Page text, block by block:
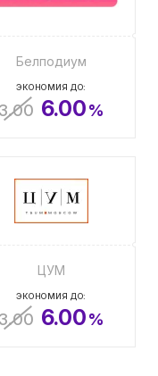
Белподиум
ЭКОНОМИЯ ДО:
3.00 6.00%
ЦУМ
ЭКОНОМИЯ ДО:
3.00 6.00%